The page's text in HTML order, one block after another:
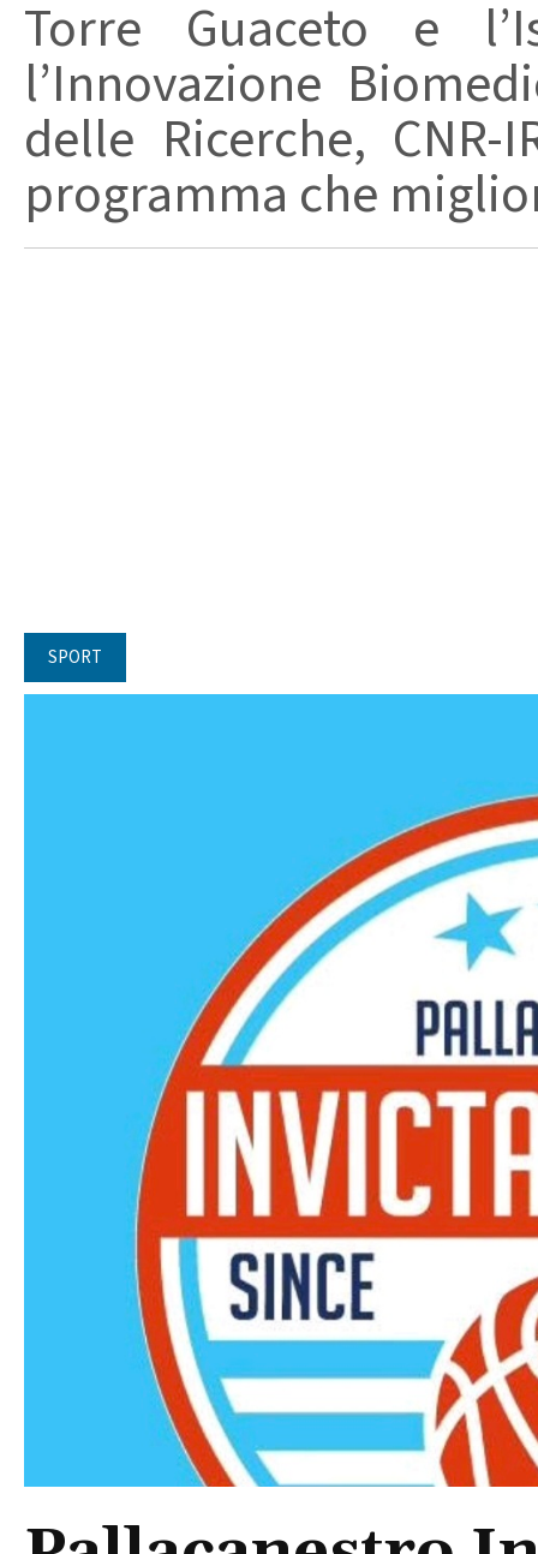
Torre Guaceto e
l’Innovazione
delle Ricerche,
programma che
SPORT